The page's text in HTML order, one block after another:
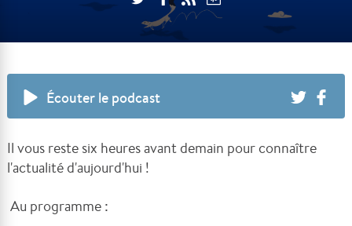
Écouter le podcast
Il vous reste six heures avant demain pour connaître
l'actualité d'aujourd'hui !
Au programme :